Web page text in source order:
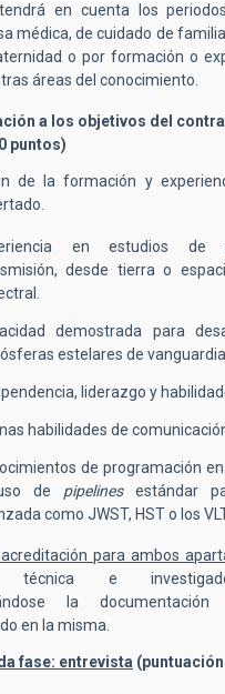
en cuenta los
médica, de cuidado de
o por formación o
áreas del conocimiento.
a los objetivos del
puntos)
de la formación y
en estudios de
desde tierra o
demostrada para
estelares de vanguardia.
liderazgo y
habilidades de
de programación
de pipelinesestándar
como JWST, HST o los
para ambos
técnica e
la
en la misma.
fase: entrevista